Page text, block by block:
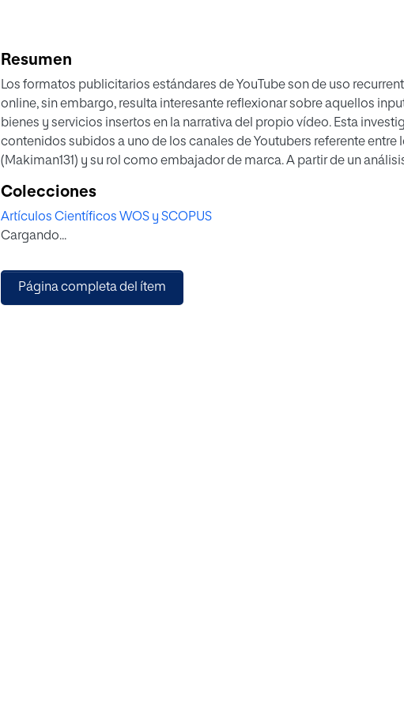
Resumen
Los formatos publicitarios estándares de YouTube son de uso
online, sin embargo, resulta interesante reflexionar sobre aquellos
bienes y servicios insertos en la narrativa del propio vídeo. Esta
contenidos subidos a uno de los canales de Youtubers referente
(Makiman131) y su rol como embajador de marca. A partir de un
marcas y/o productos expuestos, el nivel de interacción del Youtuber
detectado, entre otras cuestiones. Entre los resultados se advierte que
sufren ninguna alteración con respecto al formato original. No
comerciales aparecen sin avisar, totalmente integrados con el
sobre esa difuminación de las fronteras entre publicidad y
Colecciones
Artículos Científicos WOS y SCOPUS
Cargando...
Página completa del ítem